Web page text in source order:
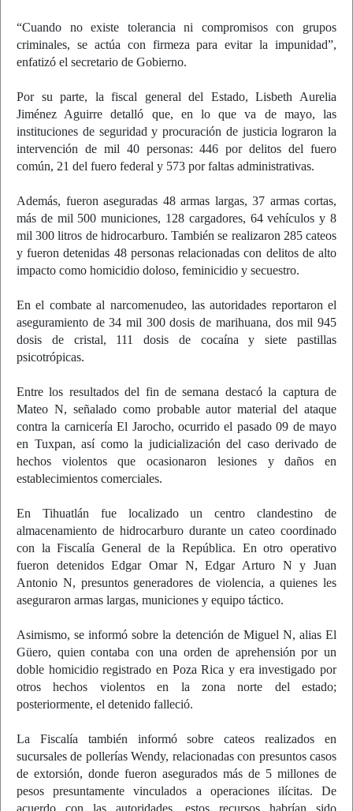
“Cuando no existe tolerancia ni compromisos con grupos
criminales, se actúa con firmeza para evitar la impunidad”,
enfatizó el secretario de Gobierno.
Por su parte, la fiscal general del Estado, Lisbeth Aurelia
Jiménez Aguirre detalló que, en lo que va de mayo, las
instituciones de seguridad y procuración de justicia lograron la
intervención de mil 40 personas: 446 por delitos del fuero
común, 21 del fuero federal y 573 por faltas administrativas.
Además, fueron aseguradas 48 armas largas, 37 armas cortas,
más de mil 500 municiones, 128 cargadores, 64 vehículos y 8
mil 300 litros de hidrocarburo. También se realizaron 285 cateos
y fueron detenidas 48 personas relacionadas con delitos de alto
impacto como homicidio doloso, feminicidio y secuestro.
En el combate al narcomenudeo, las autoridades reportaron el
aseguramiento de 34 mil 300 dosis de marihuana, dos mil 945
dosis de cristal, 111 dosis de cocaína y siete pastillas
psicotrópicas.
Entre los resultados del fin de semana destacó la captura de
Mateo N, señalado como probable autor material del ataque
contra la carnicería El Jarocho, ocurrido el pasado 09 de mayo
en Tuxpan, así como la judicialización del caso derivado de
hechos violentos que ocasionaron lesiones y daños en
establecimientos comerciales.
En Tihuatlán fue localizado un centro clandestino de
almacenamiento de hidrocarburo durante un cateo coordinado
con la Fiscalía General de la República. En otro operativo
fueron detenidos Edgar Omar N, Edgar Arturo N y Juan
Antonio N, presuntos generadores de violencia, a quienes les
aseguraron armas largas, municiones y equipo táctico.
Asimismo, se informó sobre la detención de Miguel N, alias El
Güero, quien contaba con una orden de aprehensión por un
doble homicidio registrado en Poza Rica y era investigado por
otros hechos violentos en la zona norte del estado;
posteriormente, el detenido falleció.
La Fiscalía también informó sobre cateos realizados en
sucursales de pollerías Wendy, relacionadas con presuntos casos
de extorsión, donde fueron asegurados más de 5 millones de
pesos presuntamente vinculados a operaciones ilícitas. De
acuerdo con las autoridades, estos recursos habrían sido